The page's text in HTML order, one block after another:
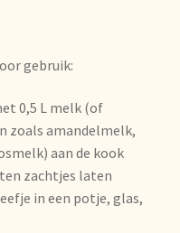
gebruik:
0,5 L melk (of
zoals amandelmelk,
aan de kook
zachtjes laten
in een potje, glas,